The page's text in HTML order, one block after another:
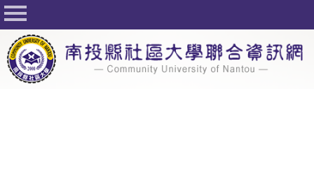
回首頁
關於社大
公佈欄